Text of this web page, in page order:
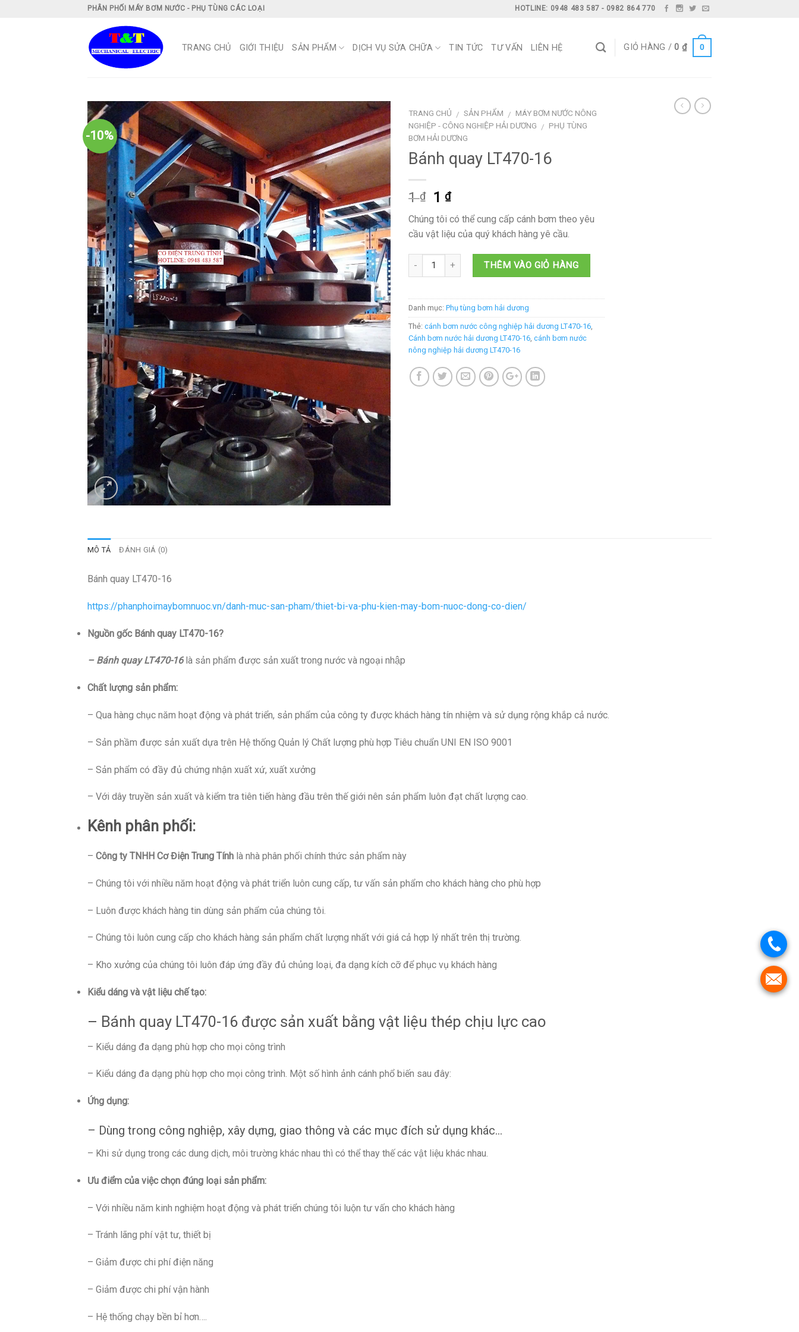
PHÂN PHỐI MÁY BƠM NƯỚC - PHỤ TÙNG CÁC LOẠI HOTLINE: 0948 483 587 - 0982 864 770
TRANG CHỦ GIỚI THIỆU SẢN PHẨM DỊCH VỤ SỬA CHỮA TIN TỨC TƯ VẤN LIÊN HỆ GIỎ HÀNG /0₫ 0
-10%
TRANG CHỦ / SẢN PHẨM / MÁY BƠM NƯỚC NÔNG
NGHIỆP - CÔNG NGHIỆP HẢI DƯƠNG / PHỤ TÙNG
BƠM HẢI DƯƠNG
Bánh quay LT470-16
1₫
Giá
gốc
là:
1 ₫.
1₫Giá
hiện
tại
là:
1 ₫.
Chúng tôi có thể cung cấp cánh bơm theo yêu
cầu vật liệu của quý khách hàng yê cầu.
THÊM VÀO GIỎ HÀNG
Danh mục: Phụ tùng bơm hải dương
Thẻ: cánh bơm nước công nghiệp hải dương LT470-16,
Cánh bơm nước hải dương LT470-16, cánh bơm nước
nông nghiệp hải dương LT470-16
MÔ TẢ ĐÁNH GIÁ (0)
Bánh quay LT470-16
https://phanphoimaybomnuoc.vn/danh-muc-san-pham/thiet-bi-va-phu-kien-may-bom-nuoc-dong-co-dien/
Nguồn gốc Bánh quay LT470-16?
– Bánh quay LT470-16là sản phẩm được sản xuất trong nước và ngoại nhập
Chất lượng sản phẩm:
– Qua hàng chục năm hoạt động và phát triển, sản phẩm của công ty được khách hàng tín nhiệm và sử dụng rộng khắp cả nước.
– Sản phầm được sản xuất dựa trên Hệ thống Quản lý Chất lượng phù hợp Tiêu chuẩn UNI EN ISO 9001
– Sản phẩm có đầy đủ chứng nhận xuất xứ, xuất xưởng
– Với dây truyền sản xuất và kiểm tra tiên tiến hàng đầu trên thế giới nên sản phẩm luôn đạt chất lượng cao.
Kênh phân phối:
– Công ty TNHH Cơ Điện Trung Tính là nhà phân phối chính thức sản phẩm này
– Chúng tôi với nhiều năm hoạt động và phát triển luôn cung cấp, tư vấn sản phẩm cho khách hàng cho phù hợp
– Luôn được khách hàng tin dùng sản phẩm của chúng tôi.
– Chúng tôi luôn cung cấp cho khách hàng sản phẩm chất lượng nhất với giá cả hợp lý nhất trên thị trường.
– Kho xưởng của chúng tôi luôn đáp ứng đầy đủ chủng loại, đa dạng kích cỡ để phục vụ khách hàng
Kiểu dáng và vật liệu chế tạo:
– Bánh quay LT470-16 được sản xuất bằng vật liệu thép chịu lực cao
– Kiểu dáng đa dạng phù hợp cho mọi công trình
– Kiểu dáng đa dạng phù hợp cho mọi công trình. Một số hình ảnh cánh phổ biến sau đây:
Ứng dụng:
– Dùng trong công nghiệp, xây dựng, giao thông và các mục đích sử dụng khác…
– Khi sử dụng trong các dung dịch, môi trường khác nhau thì có thể thay thế các vật liệu khác nhau.
Ưu điểm của việc chọn đúng loại sản phẩm:
– Với nhiều năm kinh nghiệm hoạt động và phát triển chúng tôi luộn tư vấn cho khách hàng
– Tránh lãng phí vật tư, thiết bị
– Giảm được chi phí điện năng
– Giảm được chi phí vận hành
– Hệ thống chạy bền bỉ hơn….